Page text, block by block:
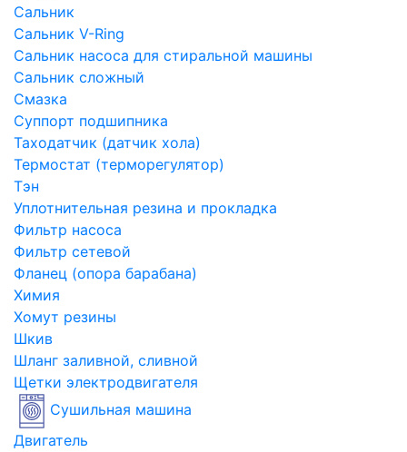
Сальник
Сальник V-Ring
Сальник насоса для стиральной машины
Сальник сложный
Смазка
Суппорт подшипника
Таходатчик (датчик хола)
Термостат (терморегулятор)
Тэн
Уплотнительная резина и прокладка
Фильтр насоса
Фильтр сетевой
Фланец (опора барабана)
Химия
Хомут резины
Шкив
Шланг заливной, сливной
Щетки электродвигателя
Сушильная машина
Двигатель